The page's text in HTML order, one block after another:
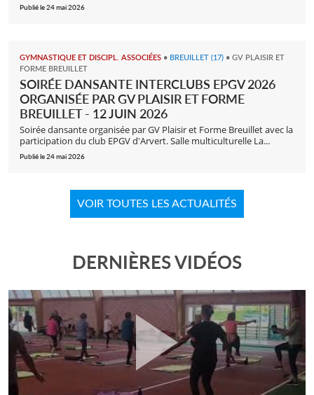
Publié le 24 mai 2026
GYMNASTIQUE ET DISCIPL. ASSOCIÉES • BREUILLET (17) • GV PLAISIR ET
FORME BREUILLET
SOIRÉE DANSANTE INTERCLUBS EPGV 2026
ORGANISÉE PAR GV PLAISIR ET FORME
BREUILLET - 12 JUIN 2026
Soirée dansante organisée par GV Plaisir et Forme Breuillet avec la
participation du club EPGV d'Arvert. Salle multiculturelle La...
Publié le 24 mai 2026
VOIR TOUTES LES ACTUALITÉS
DERNIÈRES VIDÉOS